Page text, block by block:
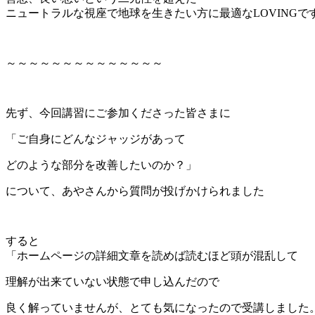
ニュートラルな視座で地球を生きたい方に最適なLOVINGで
～～～～～～～～～～～～～～
先ず、今回講習にご参加くださった皆さまに
「ご自身にどんなジャッジがあって
どのような部分を改善したいのか？」
について、あやさんから質問が投げかけられました
すると
「ホームページの詳細文章を読めば読むほど頭が混乱して
理解が出来ていない状態で申し込んだので
良く解っていませんが、とても気になったので受講しました